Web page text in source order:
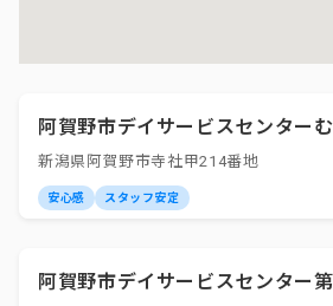
阿賀野市デイサービスセンター
新潟県阿賀野市寺社甲214番地
安心感 スタッフ安定
阿賀野市デイサービスセンター